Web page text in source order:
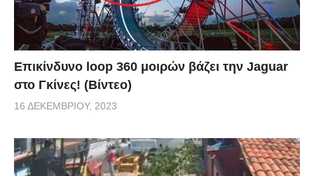
Επικίνδυνο loop 360 μοιρών βάζει την Jaguar
στο Γκίνες! (Βίντεο)
16 ΔΕΚΕΜΒΡΊΟΥ, 2023